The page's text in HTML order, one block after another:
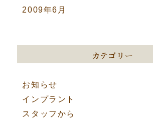
2009年6月
カテゴリー
お知らせ
インプラント
スタッフから